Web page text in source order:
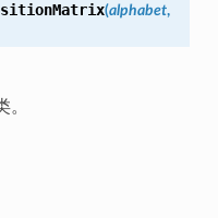
(alphabet,
。